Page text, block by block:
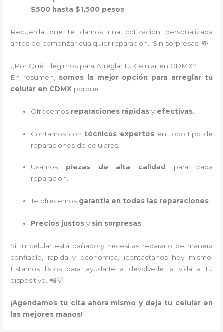
$500 hasta $1,500 pesos
Recuerda que te damos una cotización personalizada
antes de comenzar cualquier reparación. ¡Sin sorpresas! 💸
¿Por Qué Elegirnos para Arreglar tu Celular en CDMX?
En resumen, somos la mejor opción para arreglar tu
celular en CDMX porque:
Ofrecemos reparaciones rápidas y efectivas
Contamos con técnicos expertos en todo tipo de
reparaciones de celulares.
Usamos piezas de alta calidad
para cada
reparación.
Te ofrecemos garantía en todas las reparaciones.
Precios justos y sin sorpresas
Si tu celular está dañado y necesitas repararlo de manera
confiable, rápida y económica, ¡contáctanos hoy mismo!
Estamos listos para ayudarte a devolverle la vida a tu
dispositivo. 📲💡
¡Agendamos tu cita ahora mismo y deja tu celular en
las mejores manos!